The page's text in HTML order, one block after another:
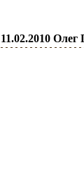
11.02.2010